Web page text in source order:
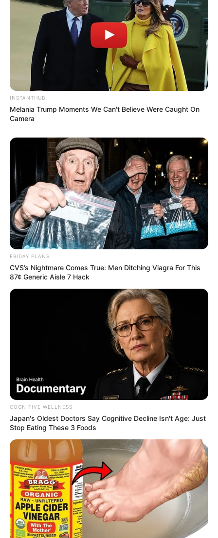
INSTANTHUB
Melania Trump Moments We Can't Believe Were Caught On
Camera
FRIDAY PLANS
CVS’s Nightmare Comes True: Men Ditching Viagra For This
87¢ Generic Aisle 7 Hack
COGNITIVE WELLNESS
Japan's Oldest Doctors Say Cognitive Decline Isn't Age: Just
Stop Eating These 3 Foods